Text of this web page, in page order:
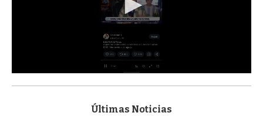
s
Últimas Noticias